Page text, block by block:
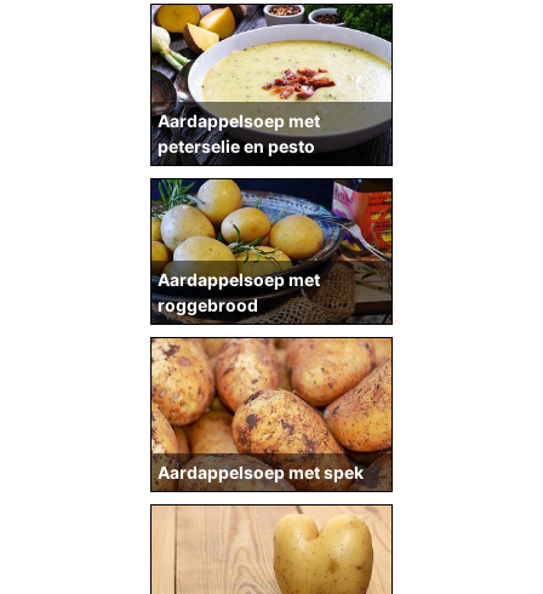
Aardappelsoep met
peterselie en pesto
Aardappelsoep met
roggebrood
Aardappelsoep met spek